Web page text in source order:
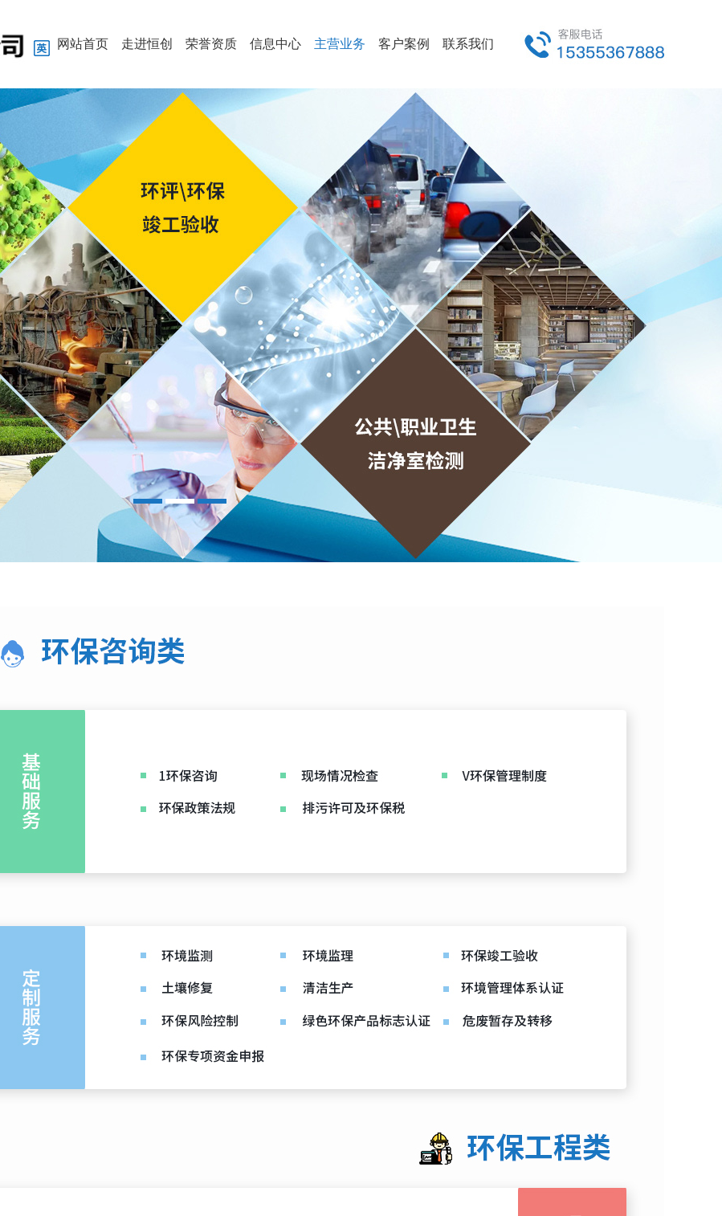
网站首页 走进恒创 荣誉资质 信息中心 主营业务 客户案例 联系我们